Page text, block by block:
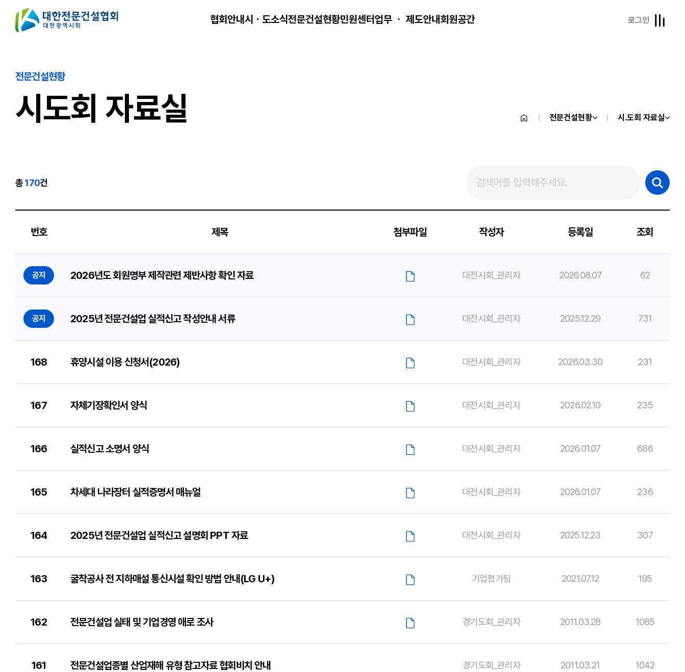
협회안내시ㆍ도소식전문건설현황민원센터업무 ㆍ 제도안내회원공간 로그인
전문건설현황
시도회 자료실 전문건설현황 시.도회 자료실
총170건
번호 제목 첨부파일 작성자 등록일 조회
공지 2026년도 회원명부 제작관련 제반사항 확인 자료 대전시회_관리자 2026.08.07 62
공지 2025년 전문건설업 실적신고 작성안내 서류 대전시회_관리자 2025.12.29 731
168 휴양시설 이용 신청서(2026) 대전시회_관리자 2026.03.30 231
167 자체기장확인서 양식 대전시회_관리자 2026.02.10 235
166 실적신고 소명서 양식 대전시회_관리자 2026.01.07 686
165 차세대 나라장터 실적증명서 매뉴얼 대전시회_관리자 2026.01.07 236
164 2025년 전문건설업 실적신고 설명회 PPT 자료 대전시회_관리자 2025.12.23 307
163 굴착공사 전 지하매설 통신시설 확인 방법 안내(LG U+) 기업평가팀 2021.07.12 195
162 전문건설업 실태 및 기업경영 애로 조사 경기도회_관리자 2011.03.28 1085
161 전문건설업종별 산업재해 유형 참고자료 협회비치 안내 경기도회_관리자 2011.03.21 1042